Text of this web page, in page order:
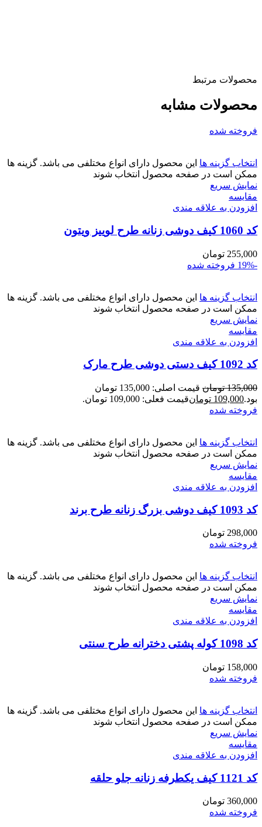
محصولات مرتبط
محصولات مشابه
فروخته شده
انتخاب گزینه ها این محصول دارای انواع مختلفی می باشد. گزینه ها
ممکن است در صفحه محصول انتخاب شوند
نمایش سریع
مقايسه
افزودن به علاقه مندی
کد 1060 کیف دوشی زنانه طرح لوییز ویتون
255,000 تومان
-19%
فروخته شده
انتخاب گزینه ها این محصول دارای انواع مختلفی می باشد. گزینه ها
ممکن است در صفحه محصول انتخاب شوند
نمایش سریع
مقايسه
افزودن به علاقه مندی
کد 1092 کیف دستی دوشی طرح مارک
135,000 تومان
قیمت اصلی: 135,000 تومان
بود.109,000 تومانقیمت فعلی: 109,000 تومان.
فروخته شده
انتخاب گزینه ها این محصول دارای انواع مختلفی می باشد. گزینه ها
ممکن است در صفحه محصول انتخاب شوند
نمایش سریع
مقايسه
افزودن به علاقه مندی
کد 1093 کیف دوشی بزرگ زنانه طرح برند
298,000 تومان
فروخته شده
انتخاب گزینه ها این محصول دارای انواع مختلفی می باشد. گزینه ها
ممکن است در صفحه محصول انتخاب شوند
نمایش سریع
مقايسه
افزودن به علاقه مندی
کد 1098 کوله پشتی دخترانه طرح سنتی
158,000 تومان
فروخته شده
انتخاب گزینه ها این محصول دارای انواع مختلفی می باشد. گزینه ها
ممکن است در صفحه محصول انتخاب شوند
نمایش سریع
مقايسه
افزودن به علاقه مندی
کد 1121 کیف یکطرفه زنانه جلو حلقه
360,000 تومان
فروخته شده